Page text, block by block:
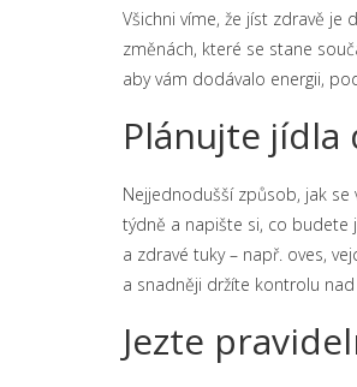
Všichni víme, že jíst zdravě je
změnách, které se stane
aby vám dodávalo energii,
Plánujte jídla
Nejjednodušší způsob, jak
týdně a napište si, co budete
a zdravé tuky – např. oves,
a snadněji držíte kontrolu
Jezte